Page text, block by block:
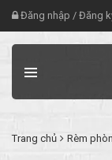
Đăng nhập / Đăng
Trang chủ Rèm